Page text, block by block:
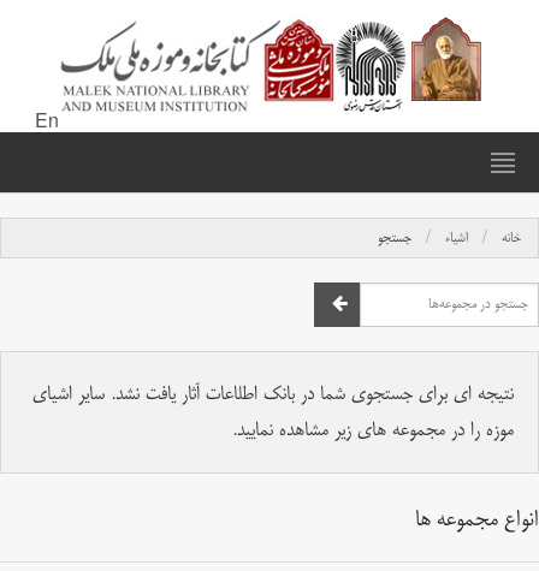
En
خانه اشیاء جستجو
نتیجه ای برای جستجوی شما در بانک اطلاعات آثار یافت نشد. سایر اشیای
موزه را در مجموعه های زیر مشاهده نمایید.
انواع مجموعه ها